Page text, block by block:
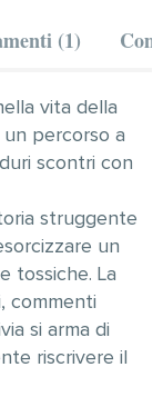
(1)
vita della
percorso a
scontri con
struggente
un
tossiche. La
commenti
si arma di
riscrivere il